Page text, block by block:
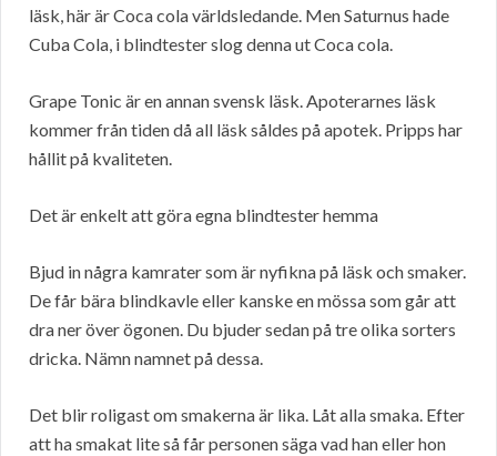
läsk, här är Coca cola världsledande. Men Saturnus hade
Cuba Cola, i blindtester slog denna ut Coca cola.
Grape Tonic är en annan svensk läsk. Apoterarnes läsk
kommer från tiden då all läsk såldes på apotek. Pripps har
hållit på kvaliteten.
Det är enkelt att göra egna blindtester hemma
Bjud in några kamrater som är nyfikna på läsk och smaker.
De får bära blindkavle eller kanske en mössa som går att
dra ner över ögonen. Du bjuder sedan på tre olika sorters
dricka. Nämn namnet på dessa.
Det blir roligast om smakerna är lika. Låt alla smaka. Efter
att ha smakat lite så får personen säga vad han eller hon